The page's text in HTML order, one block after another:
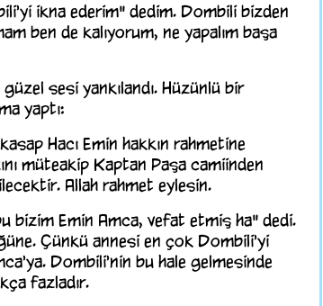
ikna ederim" dedim. Dombili bizden
ben de kalıyorum, ne yapalım başa
sesi yankılandı. Hüzünlü bir
yaptı:
Hacı Emin hakkın rahmetine
müteakip Kaptan Paşa camiinden
Allah rahmet eylesin.
bizim Emin Amca, vefat etmiş ha" dedi.
Çünkü annesi en çok Dombili'yi
Dombili'nin bu hale gelmesinde
fazladır.